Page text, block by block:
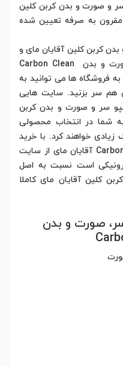
سر و صورت و بدن کربن کلین
مقرون به صرفه تعیین شده
کربن کلین آقایان مای و
یا اطلاع از قیمت شامپو سر و صورت و بدن Carbon Clean
فروشگاه ها می توانید به
هم سر بزنید. سایت هایی
سر و صورت و بدن کربن
به شما در انتخاب محصولی
خواهند کرد. با خرید
شامپو سر و صورت و بدن Carbon Clean آقایان مای از سایت
است نسبت به اصل
کلین آقایان مای کاملا
صورت و بدن